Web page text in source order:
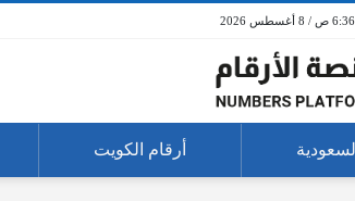
أغسطس 2026
أرقام الكويت